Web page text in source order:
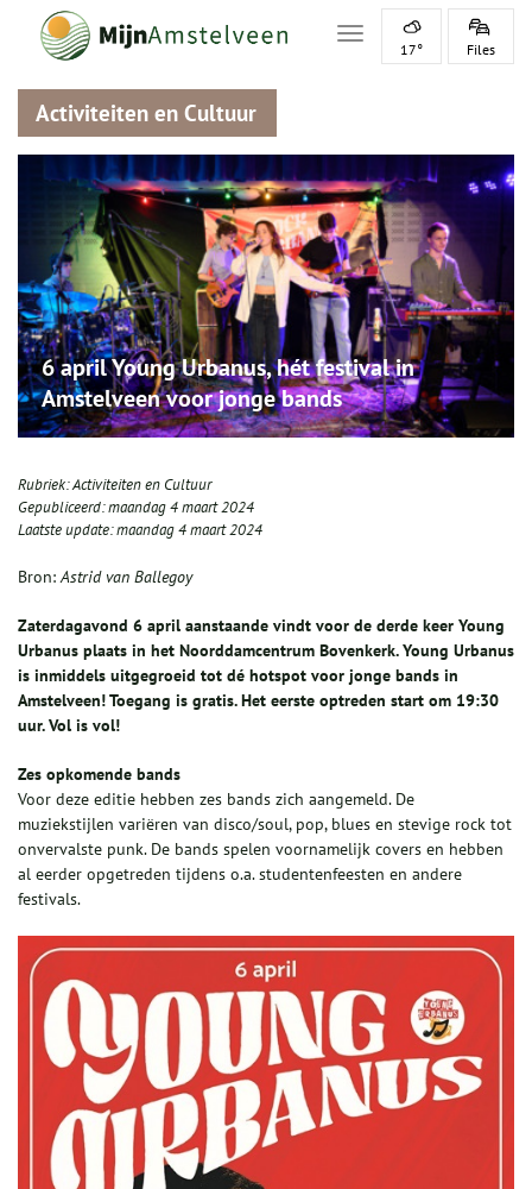
Toggle navigation
17° Files
Activiteiten en Cultuur
6 april Young Urbanus, hét festival in
Amstelveen voor jonge bands
Rubriek:Activiteiten en Cultuur
Gepubliceerd:maandag 4 maart 2024
Laatste update:maandag 4 maart 2024
Bron:Astrid van Ballegoy
Zaterdagavond 6 april aanstaande vindt voor de derde keer Young
Urbanus plaats in het Noorddamcentrum Bovenkerk. Young Urbanus
is inmiddels uitgegroeid tot dé hotspot voor jonge bands in
Amstelveen! Toegang is gratis. Het eerste optreden start om 19:30
uur. Vol is vol!
Zes opkomende bands
Voor deze editie hebben zes bands zich aangemeld. De
muziekstijlen variëren van disco/soul, pop, blues en stevige rock tot
onvervalste punk. De bands spelen voornamelijk covers en hebben
al eerder opgetreden tijdens o.a. studentenfeesten en andere
festivals.